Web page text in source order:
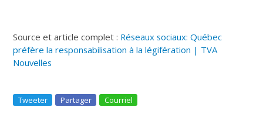
Source et article complet : Réseaux sociaux: Québec
préfère la responsabilisation à la légifération | TVA
Nouvelles
Tweeter Partager Courriel